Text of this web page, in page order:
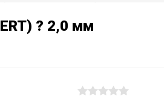
? 2,0 мм